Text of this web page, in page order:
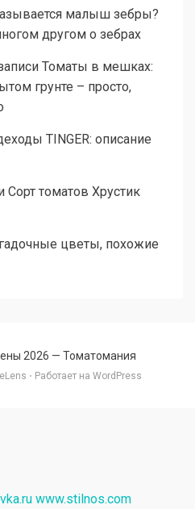
малыш зебры?
другом о зебрах
Томаты в мешках:
грунте – просто,
TINGER: описание
Сорт томатов Хрустик
цветы, похожие
2026 — Томатомания
⋅ Работает на WordPress
www.stilnos.com